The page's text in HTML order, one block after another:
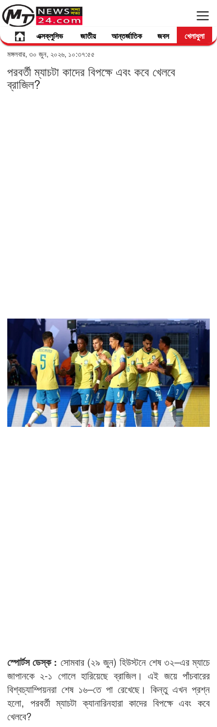
এক্সক্লুসিভ জাতীয় আন্তর্জাতিক জবস খেলাধুলা
মঙ্গলবার, ৩০ জুন, ২০২৬, ১০:৩৭:৫৫
পরবর্তী ম্যাচটা কাদের বিপক্ষে এবং কবে খেলবে
ব্রাজিল?
স্পোর্টস ডেস্ক : সোমবার (২৯ জুন) হিউস্টনে শেষ ৩২–এর ম্যাচে
জাপানকে ২-১ গোলে হারিয়েছে ব্রাজিল। এই জয়ে পাঁচবারের
বিশ্বচ্যাম্পিয়নরা শেষ ১৬–তে পা রেখেছে। কিন্তু এখন প্রশ্ন
হলো, পরবর্তী ম্যাচটা ক্যানারিনহারা কাদের বিপক্ষে এবং কবে
খেলবে?